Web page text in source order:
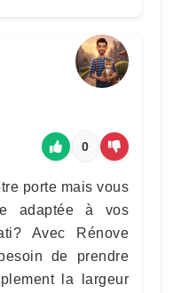
0
porte mais vous
adaptée à vos
Avec Rénove
de prendre
la largeur